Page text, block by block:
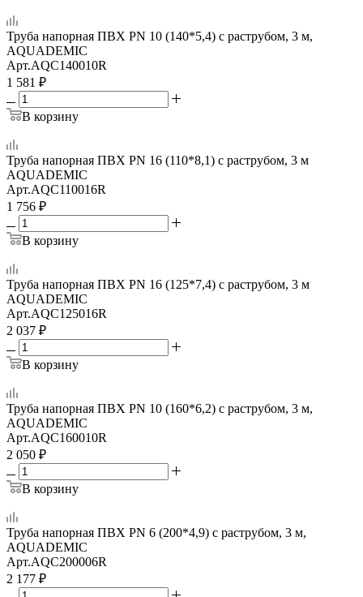
Труба напорная ПВХ PN 10 (140*5,4) с раструбом, 3 м,
AQUADEMIC
Арт.AQC140010R
1 581 ₽
В корзину
Труба напорная ПВХ PN 16 (110*8,1) с раструбом, 3 м
AQUADEMIC
Арт.AQC110016R
1 756 ₽
В корзину
Труба напорная ПВХ PN 16 (125*7,4) с раструбом, 3 м
AQUADEMIC
Арт.AQC125016R
2 037 ₽
В корзину
Труба напорная ПВХ PN 10 (160*6,2) с раструбом, 3 м,
AQUADEMIC
Арт.AQC160010R
2 050 ₽
В корзину
Труба напорная ПВХ PN 6 (200*4,9) с раструбом, 3 м,
AQUADEMIC
Арт.AQC200006R
2 177 ₽